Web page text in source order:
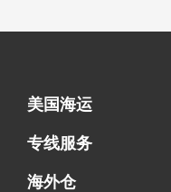
美国海运
海运拼柜
海运整柜
美国海卡
加拿大海运
专线服务
FBA专线直送
超大件专线
AWD专线
电池专线
海外仓